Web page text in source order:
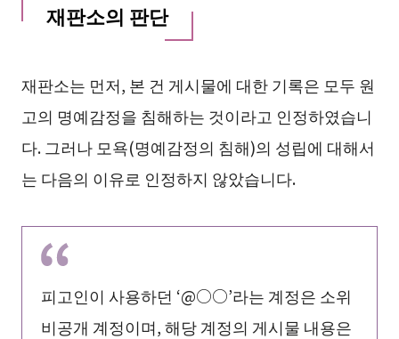
재판소의 판단
재판소는 먼저, 본 건 게시물에 대한 기록은 모두 원
고의 명예감정을 침해하는 것이라고 인정하였습니
다. 그러나 모욕(명예감정의 침해)의 성립에 대해서
는 다음의 이유로 인정하지 않았습니다.
피고인이 사용하던 ‘@○○’라는 계정은 소위
비공개 계정이며, 해당 계정의 게시물 내용은